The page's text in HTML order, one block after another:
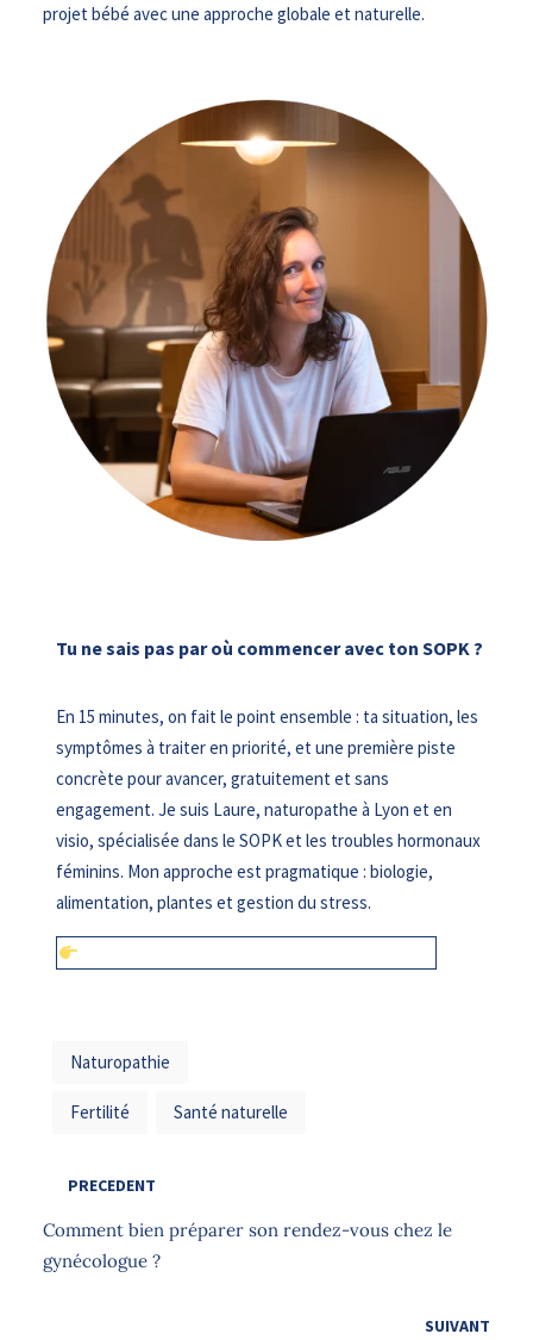
projet bébé avec une approche globale et naturelle.
Tu ne sais pas par où commencer avec ton SOPK ?
En 15 minutes, on fait le point ensemble : ta situation, les
symptômes à traiter en priorité, et une première piste
concrète pour avancer, gratuitement et sans
engagement. Je suis Laure, naturopathe à Lyon et en
visio, spécialisée dans le SOPK et les troubles hormonaux
féminins. Mon approche est pragmatique : biologie,
alimentation, plantes et gestion du stress.
Naturopathie
Fertilité Santé naturelle
PRECEDENT
Comment bien préparer son rendez-vous chez le
gynécologue ?
SUIVANT